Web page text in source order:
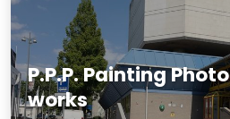
P.P.P. Painting
works